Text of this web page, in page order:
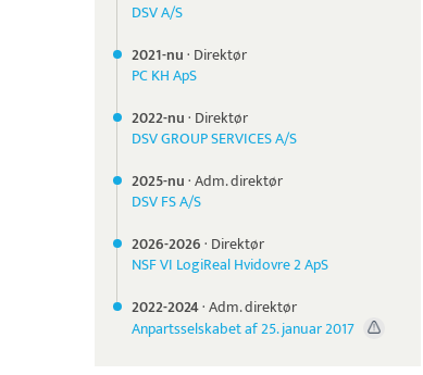
DSV A/S
2021-nu· Direktør
PC KH ApS
2022-nu· Direktør
DSV GROUP SERVICES A/S
2025-nu·Adm. direktør
DSV FS A/S
2026-2026· Direktør
NSF VI LogiReal Hvidovre 2 ApS
2022-2024·Adm. direktør
Anpartsselskabet af 25. januar 2017